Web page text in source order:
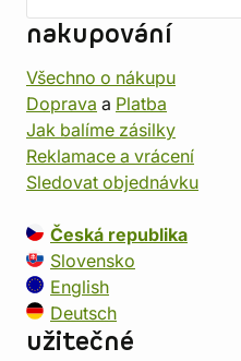
nakupování
Všechno o nákupu
Doprava a Platba
Jak balíme zásilky
Reklamace a vrácení
Sledovat objednávku
Česká republika
Slovensko
English
Deutsch
užitečné